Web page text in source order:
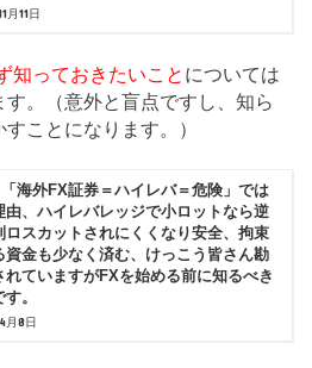
月11日
知っておきたいこと については
す。（意外と盲点ですし、知ら
ことになります。）
「海外FX証券＝ハイレバ＝危険」では
由、ハイレバレッジで小ロットなら逆
ロスカットされにくくなり安全、拘束
資金も少なく済む、けっこう皆さん勘
れていますがFXを始める前に知るべき
。
月8日